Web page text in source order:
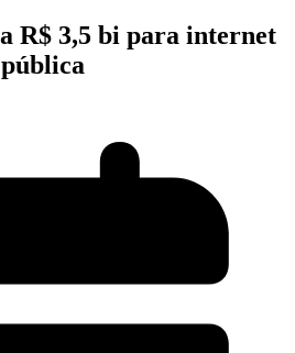
R$ 3,5 bi para internet